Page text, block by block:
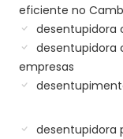
eficiente no
desentupidora
desentupidora
empresas
desentupidora